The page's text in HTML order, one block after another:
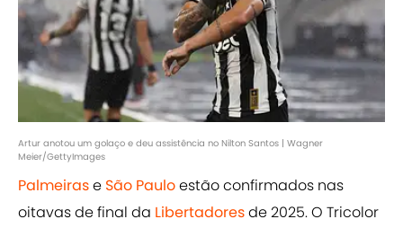
Artur anotou um golaço e deu assistência no Nilton Santos | Wagner
Meier/GettyImages
Palmeirase São Pauloestão confirmados nas
oitavas de final da Libertadoresde 2025. O Tricolor